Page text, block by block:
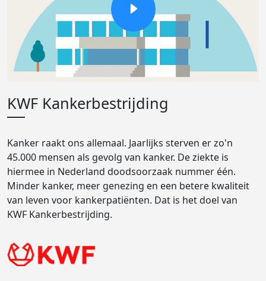
KWF Kankerbestrijding
Kanker raakt ons allemaal. Jaarlijks sterven er zo'n
45.000 mensen als gevolg van kanker. De ziekte is
hiermee in Nederland doodsoorzaak nummer één.
Minder kanker, meer genezing en een betere kwaliteit
van leven voor kankerpatiënten. Dat is het doel van
KWF Kankerbestrijding.